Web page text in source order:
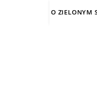
O ZIELONYM